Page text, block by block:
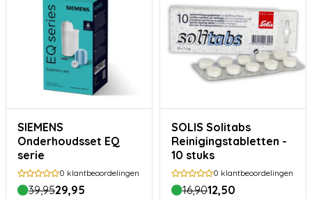
SIEMENS
Onderhoudsset EQ
serie
0 klantbeoordelingen
39,9529,95
SOLIS Solitabs
Reinigingstabletten -
10 stuks
0 klantbeoordelingen
16,9012,50